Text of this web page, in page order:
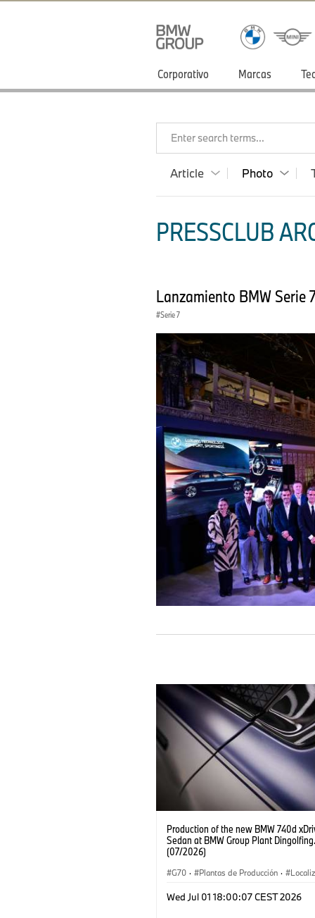
Corporativo Marcas
Enter search terms...
Article Photo
PRESSCLUB
Lanzamiento BMW Serie
Serie 7
Production of the new BMW 740d
Sedan at BMW Group Plant Dingolfing.
(07/2026)
G70 · Plantas de Producción ·
Wed Jul 01 18:00:07 CEST 2026